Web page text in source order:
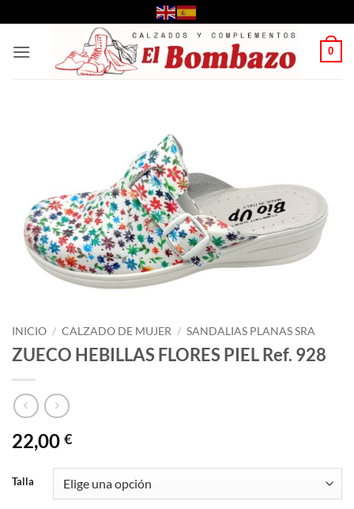
al
contenido
0
INICIO / CALZADO DE MUJER / SANDALIAS PLANAS SRA
ZUECO HEBILLAS FLORES PIEL Ref. 928
22,00 €
Talla